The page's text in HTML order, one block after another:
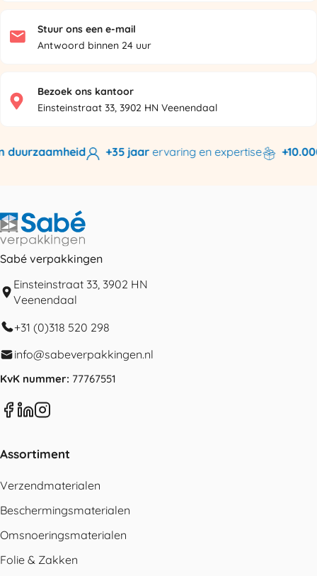
Stuur ons een e-mail
Antwoord binnen 24 uur
Bezoek ons kantoor
Einsteinstraat 33, 3902 HN Veenendaal
+35 jaarervaring en expertise
Sabé verpakkingen
Einsteinstraat 33, 3902 HN
Veenendaal
+31 (0)318 520 298
info@sabeverpakkingen.nl
KvK nummer: 77767551
Assortiment
Verzendmaterialen
Beschermingsmaterialen
Omsnoeringsmaterialen
Folie & Zakken